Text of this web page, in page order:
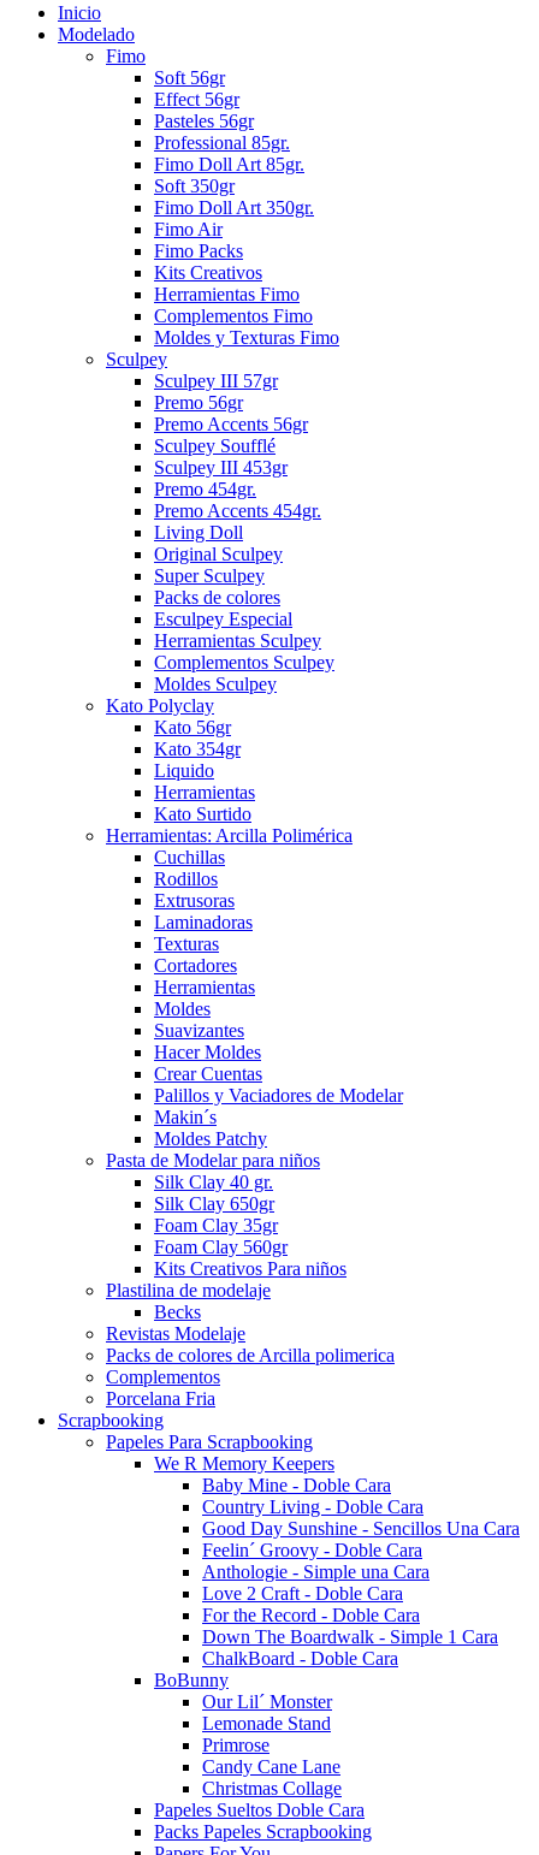
Inicio
Modelado
Fimo
Soft 56gr
Effect 56gr
Pasteles 56gr
Professional 85gr.
Fimo Doll Art 85gr.
Soft 350gr
Fimo Doll Art 350gr.
Fimo Air
Fimo Packs
Kits Creativos
Herramientas Fimo
Complementos Fimo
Moldes y Texturas Fimo
Sculpey
Sculpey III 57gr
Premo 56gr
Premo Accents 56gr
Sculpey Soufflé
Sculpey III 453gr
Premo 454gr.
Premo Accents 454gr.
Living Doll
Original Sculpey
Super Sculpey
Packs de colores
Esculpey Especial
Herramientas Sculpey
Complementos Sculpey
Moldes Sculpey
Kato Polyclay
Kato 56gr
Kato 354gr
Liquido
Herramientas
Kato Surtido
Herramientas: Arcilla Polimérica
Cuchillas
Rodillos
Extrusoras
Laminadoras
Texturas
Cortadores
Herramientas
Moldes
Suavizantes
Hacer Moldes
Crear Cuentas
Palillos y Vaciadores de Modelar
Makin´s
Moldes Patchy
Pasta de Modelar para niños
Silk Clay 40 gr.
Silk Clay 650gr
Foam Clay 35gr
Foam Clay 560gr
Kits Creativos Para niños
Plastilina de modelaje
Becks
Revistas Modelaje
Packs de colores de Arcilla polimerica
Complementos
Porcelana Fria
Scrapbooking
Papeles Para Scrapbooking
We R Memory Keepers
Baby Mine - Doble Cara
Country Living - Doble Cara
Good Day Sunshine - Sencillos Una Cara
Feelin´ Groovy - Doble Cara
Anthologie - Simple una Cara
Love 2 Craft - Doble Cara
For the Record - Doble Cara
Down The Boardwalk - Simple 1 Cara
ChalkBoard - Doble Cara
BoBunny
Our Lil´ Monster
Lemonade Stand
Primrose
Candy Cane Lane
Christmas Collage
Papeles Sueltos Doble Cara
Packs Papeles Scrapbooking